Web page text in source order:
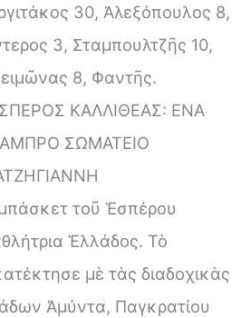
30, Ἀλεξόπουλος 8,
3, Σταμπουλτζῆς 10,
8, Φαντῆς.
ΚΑΛΛΙΘΕΑΣ: ΕΝΑ
ΣΩΜΑΤΕΙΟ
τοῦ Ἑσπέρου
Ἑλλάδος. Τὸ
μὲ τὰς διαδοχικὰς
Ἀμύντα, Παγκρατίου